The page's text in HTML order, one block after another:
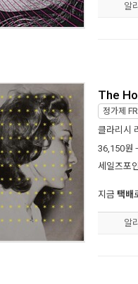
알
The
정가제
클라리시
36,150원
세일즈포
지금 택배
알